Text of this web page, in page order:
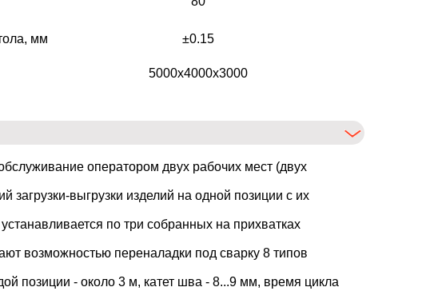
мм ±0.15
5000х4000х3000
оператором двух рабочих мест (двух
выгрузки изделий на одной позиции с их
по три собранных на прихватках
возможностью переналадки под сварку 8 типов
позиции - около 3 м, катет шва - 8...9 мм, время цикла